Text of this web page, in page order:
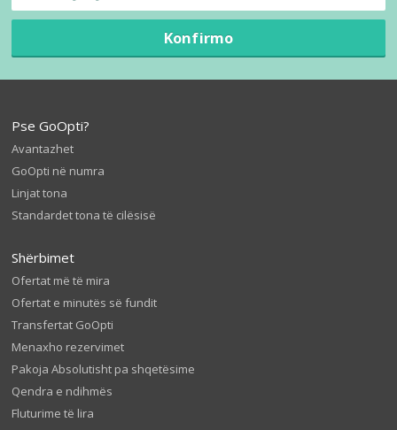
Konfirmo
Pse GoOpti?
Avantazhet
GoOpti në numra
Linjat tona
Standardet tona të cilësisë
Shërbimet
Ofertat më të mira
Ofertat e minutës së fundit
Transfertat GoOpti
Menaxho rezervimet
Pakoja Absolutisht pa shqetësime
Qendra e ndihmës
Fluturime të lira